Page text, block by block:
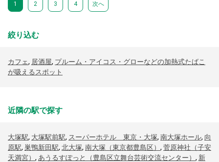
1 2 3 4 次へ
絞り込む
カフェ, 居酒屋, プルーム・アイコス・グローなどの加熱式たばこ
が吸えるスポット
近隣の駅で探す
大塚駅, 大塚駅前駅, スーパーホテル 東京・大塚, 南大塚ホール, 向
原駅, 巣鴨新田駅, 北大塚, 南大塚（東京都豊島区） , 菅原神社（子安
天満宮） , あうるすぽっと（豊島区立舞台芸術交流センター） , 新